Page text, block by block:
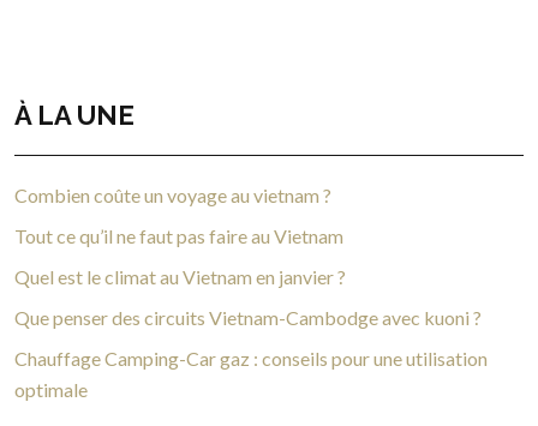
À LA UNE
Combien coûte un voyage au vietnam ?
Tout ce qu’il ne faut pas faire au Vietnam
Quel est le climat au Vietnam en janvier ?
Que penser des circuits Vietnam-Cambodge avec kuoni ?
Chauffage Camping-Car gaz : conseils pour une utilisation
optimale